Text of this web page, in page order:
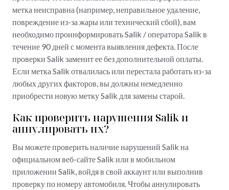
метка неисправна (например, неправильное удаление,
повреждение из-за жары или технический сбой), вам
необходимо проинформировать Salik / оператора Salik в
течение 90 дней с момента выявления дефекта. После
проверки Salik заменит ее без дополнительной оплаты.
Если метка Salik отвалилась или перестала работать из-за
любых других факторов, вы должны немедленно
приобрести новую метку Salik для замены старой.
Как проверить нарушения Salik и
аннулировать их?
Вы можете проверить наличие нарушений Salik на
официальном веб-сайте Salik или в мобильном
приложении Salik, войдя в свой аккаунт или выполнив
проверку по номеру автомобиля. Чтобы аннулировать